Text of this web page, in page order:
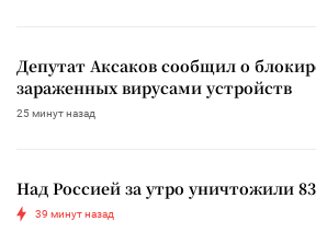
Депутат Аксаков сообщил о
зараженных вирусами устройств
25 минут назад
Над Россией за утро уничтожили
39 минут назад